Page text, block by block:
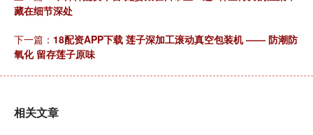
藏在细节深处
下一篇： 18配资APP下载 莲子深加工滚动真空包装机 —— 防潮防
氧化 留存莲子原味
相关文章